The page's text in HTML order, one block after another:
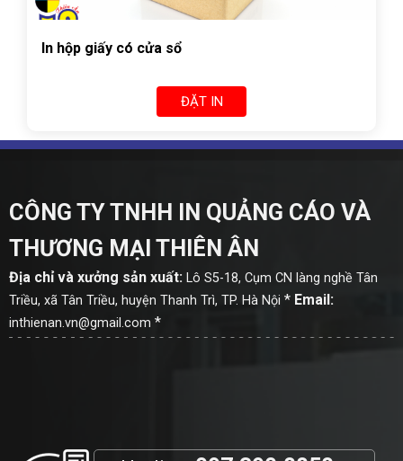
In hộp giấy có cửa sổ
ĐẶT IN
CÔNG TY TNHH IN QUẢNG CÁO VÀ
THƯƠNG MẠI THIÊN ÂN
Địa chỉ và xưởng sản xuất: Lô S5-18, Cụm CN làng nghề Tân
Triều, xã Tân Triều, huyện Thanh Trì, TP. Hà Nội * Email:
inthienan.vn@gmail.com *